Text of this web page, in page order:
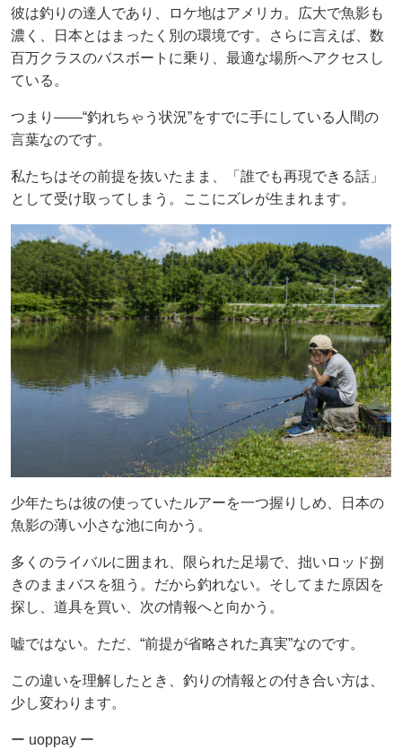
彼は釣りの達人であり、ロケ地はアメリカ。広大で魚影も
濃く、日本とはまったく別の環境です。さらに言えば、数
百万クラスのバスボートに乗り、最適な場所へアクセスし
ている。
つまり——“釣れちゃう状況”をすでに手にしている人間の
言葉なのです。
私たちはその前提を抜いたまま、「誰でも再現できる話」
として受け取ってしまう。ここにズレが生まれます。
少年たちは彼の使っていたルアーを一つ握りしめ、日本の
魚影の薄い小さな池に向かう。
多くのライバルに囲まれ、限られた足場で、拙いロッド捌
きのままバスを狙う。だから釣れない。そしてまた原因を
探し、道具を買い、次の情報へと向かう。
嘘ではない。ただ、“前提が省略された真実”なのです。
この違いを理解したとき、釣りの情報との付き合い方は、
少し変わります。
ー uoppay ー